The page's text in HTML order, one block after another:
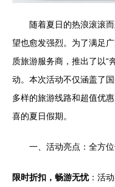
随着夏日的热浪滚滚
望也愈发强烈。为了满足
质旅游服务商，推出了以“
动。本次活动不仅涵盖了
多样的旅游线路和超值优
喜的夏日假期。
一、活动亮点：全方
限时折扣，畅游无忧：活